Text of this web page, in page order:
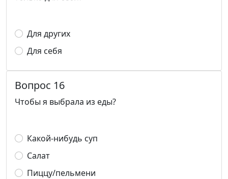
Для других
Для себя
Вопрос 16
Чтобы я выбрала из еды?
Какой-нибудь суп
Салат
Пиццу/пельмени